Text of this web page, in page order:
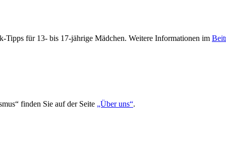
Tipps für 13- bis 17-jährige Mädchen. Weitere Informationen im
finden Sie auf der Seite „Über uns“.